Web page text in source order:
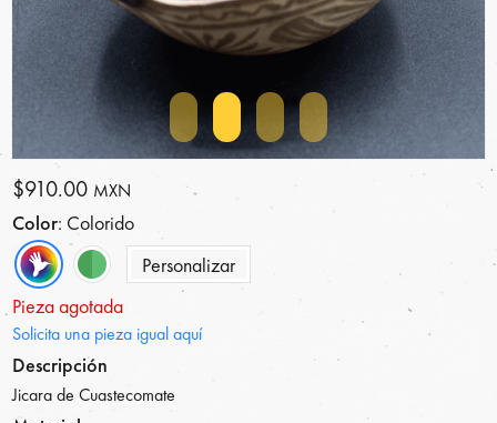
$910.00 MXN
Color: Colorido
Personalizar
Pieza agotada
Solicita una pieza igual aquí
Descripción
Jicara de Cuastecomate